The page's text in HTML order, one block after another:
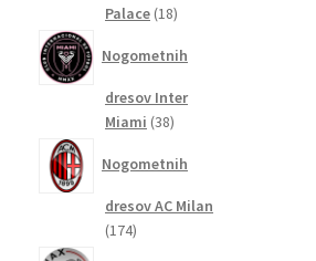
Palace 1818
Nogometnih
dresov Inter
Miami 3838
Nogometnih
dresov AC Milan
174174